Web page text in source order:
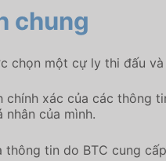
chung
chọn một cự ly thi đấu
xác của các thông
của mình.
thông tin do BTC cung